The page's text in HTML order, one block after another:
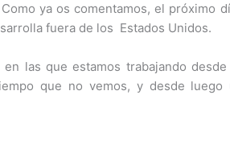
ya os comentamos, el próximo
fuera de los Estados Unidos.
las que estamos trabajando
que no vemos, y desde